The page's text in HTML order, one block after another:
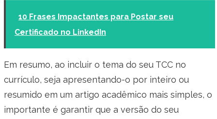
10 Frases Impactantes para Postar seu
Certificado no LinkedIn
Em resumo, ao incluir o tema do seu TCC no
currículo, seja apresentando-o por inteiro ou
resumido em um artigo acadêmico mais simples, o
importante é garantir que a versão do seu